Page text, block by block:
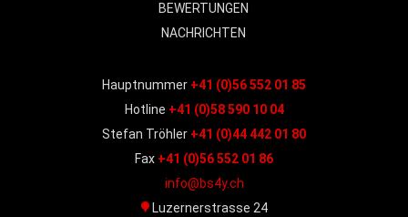
BEWERTUNGEN
NACHRICHTEN
Hauptnummer +41 (0)56 552 01 85
Hotline +41 (0)58 590 10 04
Stefan Tröhler +41 (0)44 442 01 80
Fax +41 (0)56 552 01 86
info@bs4y.ch
Luzernerstrasse 24